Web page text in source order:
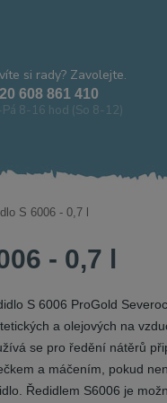
si rady? Zavolejte.
608 861 410
8-16 hod (So 8-12)
S 6006 - 0,7 l
- 0,7 l
S 6006 ProGold
a olejových na
se pro ředění nátěrů
a máčením, pokud
Ředidlem S6006 je